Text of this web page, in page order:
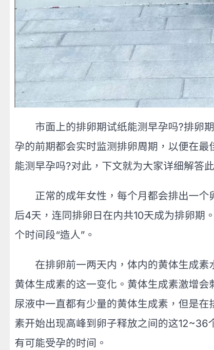
市面上的排卵期试纸能测早孕吗?排卵期
孕的前期都会实时监测排卵周期，以便在
能测早孕吗?对此，下文就为大家详细解答
正常的成年女性，每个月都会排出一个
后4天，连同排卵日在内共10天成为排卵期
个时间段“造人”。
在排卵前一两天内，体内的黄体生成素
黄体生成素的这一变化。黄体生成素激增
尿液中一直都有少量的黄体生成素，但是
素开始出现高峰到卵子释放之间的这
有可能受孕的时间。